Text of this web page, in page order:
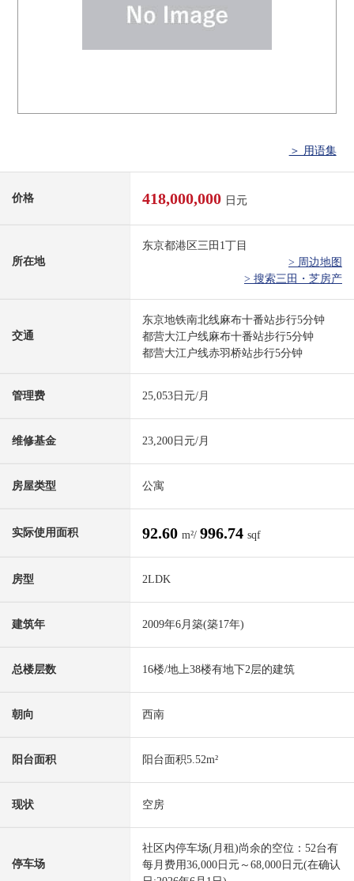
＞ 用语集
价格 418,000,000 日元
所在地
东京都港区三田1丁目
> 周边地图
> 搜索三田・芝房产
交通
东京地铁南北线麻布十番站步行5分钟
都营大江户线麻布十番站步行5分钟
都营大江户线赤羽桥站步行5分钟
管理费 25,053日元/月
维修基金 23,200日元/月
房屋类型 公寓
实际使用面积 92.60 m²/ 996.74 sqf
房型 2LDK
建筑年 2009年6月築(築17年)
总楼层数 16楼/地上38楼有地下2层的建筑
朝向 西南
阳台面积 阳台面积5.52m²
现状 空房
停车场
社区内停车场(月租)尚余的空位：52台有
每月费用36,000日元～68,000日元(在确认